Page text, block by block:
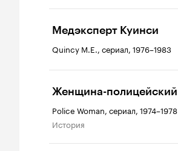
Медэксперт Куинси
Quincy M.E., сериал, 1976–1983
Женщина-полицейский
Police Woman, сериал, 1974–1978
история